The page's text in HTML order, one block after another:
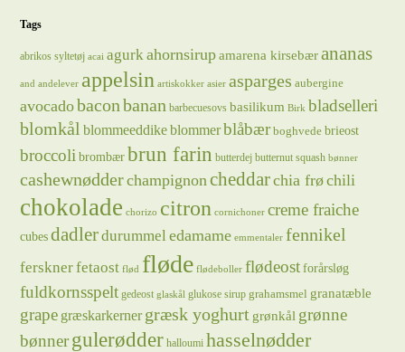
Tags
abrikos syltetøj acai agurkahornsirupamarena kirsebærananas
and andelever appelsin artiskokker asier asparges aubergine
avocadobaconbanan barbecuesovs basilikum Birk bladselleri
blomkål blommeeddikeblommerblåbær boghvede brieost
broccoli brombær brun farin butterdej butternut squash bønner
cashewnødderchampignoncheddarchia frøchili
chokolade chorizo citron cornichoner creme fraiche
cubes dadlerdurummeledamame emmentaler fennikel
fersknerfetaost flød fløde flødeboller flødeost forårsløg
fuldkornsspelt gedeost glaskål glukose sirup grahamsmel granatæble
grape græskarkernergræsk yoghurt grønkål grønne
bønnergulerødder halloumi hasselnødder